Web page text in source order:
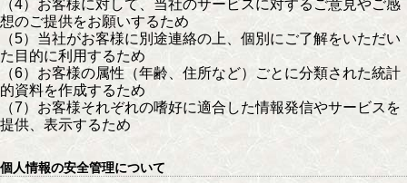
（4）お客様に対して、当社のサービスに対するご意見やご感
想のご提供をお願いするため
（5）当社がお客様に別途連絡の上、個別にご了解をいただい
た目的に利用するため
（6）お客様の属性（年齢、住所など）ごとに分類された統計
的資料を作成するため
（7）お客様それぞれの嗜好に適合した情報発信やサービスを
提供、表示するため
個人情報の安全管理について